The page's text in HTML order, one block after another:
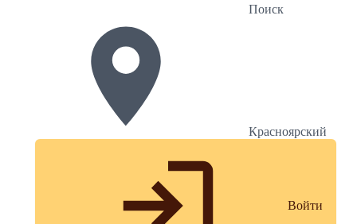
Поиск
Красноярский
Войти